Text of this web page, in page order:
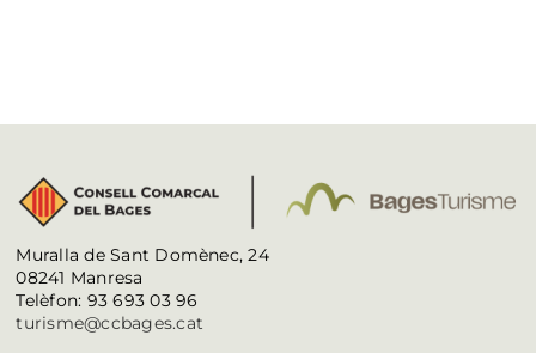
Muralla de Sant Domènec, 24
08241 Manresa
Telèfon: 93 693 03 96
turisme@ccbages.cat